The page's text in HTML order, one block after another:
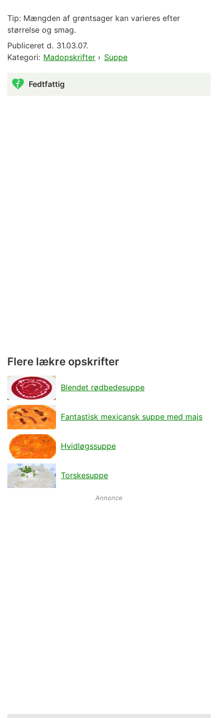
Tip: Mængden af grøntsager kan varieres efter
størrelse og smag.
Publiceret d. 31.03.07.
Kategori: Madopskrifter › Suppe
Fedtfattig
Flere lækre opskrifter
Blendet rødbedesuppe
Fantastisk mexicansk suppe med majs
Hvidløgssuppe
Torskesuppe
Annonce